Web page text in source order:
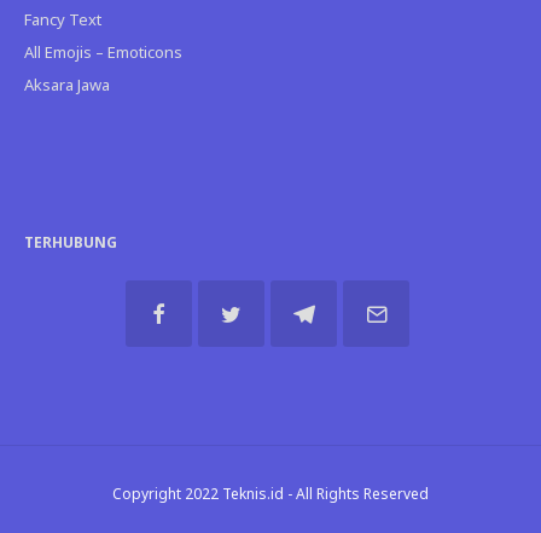
Fancy Text
All Emojis – Emoticons
Aksara Jawa
TERHUBUNG
Copyright 2022 Teknis.id - All Rights Reserved